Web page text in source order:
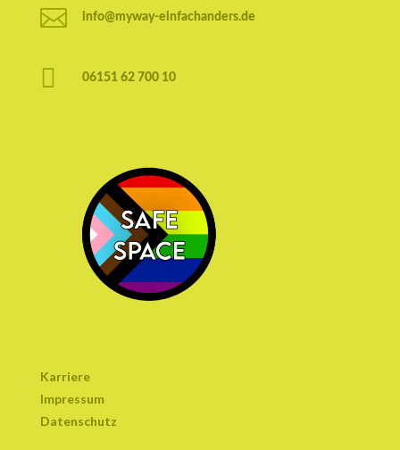
 info@myway-einfachanders.de
 06151 62 700 10
Karriere
Impressum
Datenschutz